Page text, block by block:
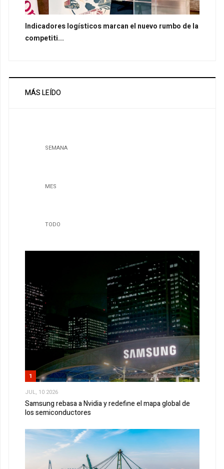
Indicadores logísticos marcan el nuevo rumbo de la
competiti...
MÁS LEÍDO
SEMANA
MES
TODO
1
JUL, 10 2026
Samsung rebasa a Nvidia y redefine el mapa global de
los semiconductores